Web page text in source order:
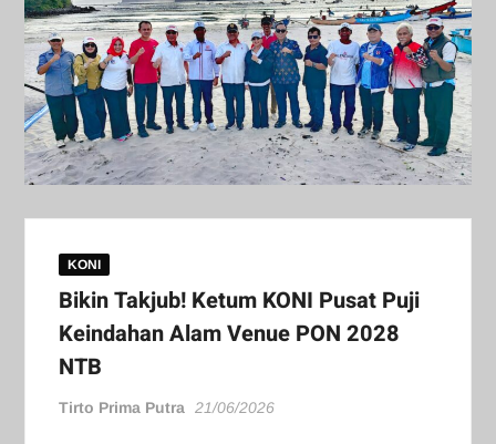
KONI
Bikin Takjub! Ketum KONI Pusat Puji
Keindahan Alam Venue PON 2028
NTB
Tirto Prima Putra 21/06/2026